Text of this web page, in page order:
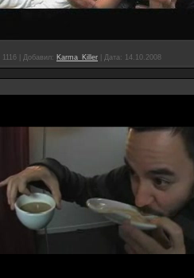
1116 Добавил: Karma_Killer Дата: 14.10.2008